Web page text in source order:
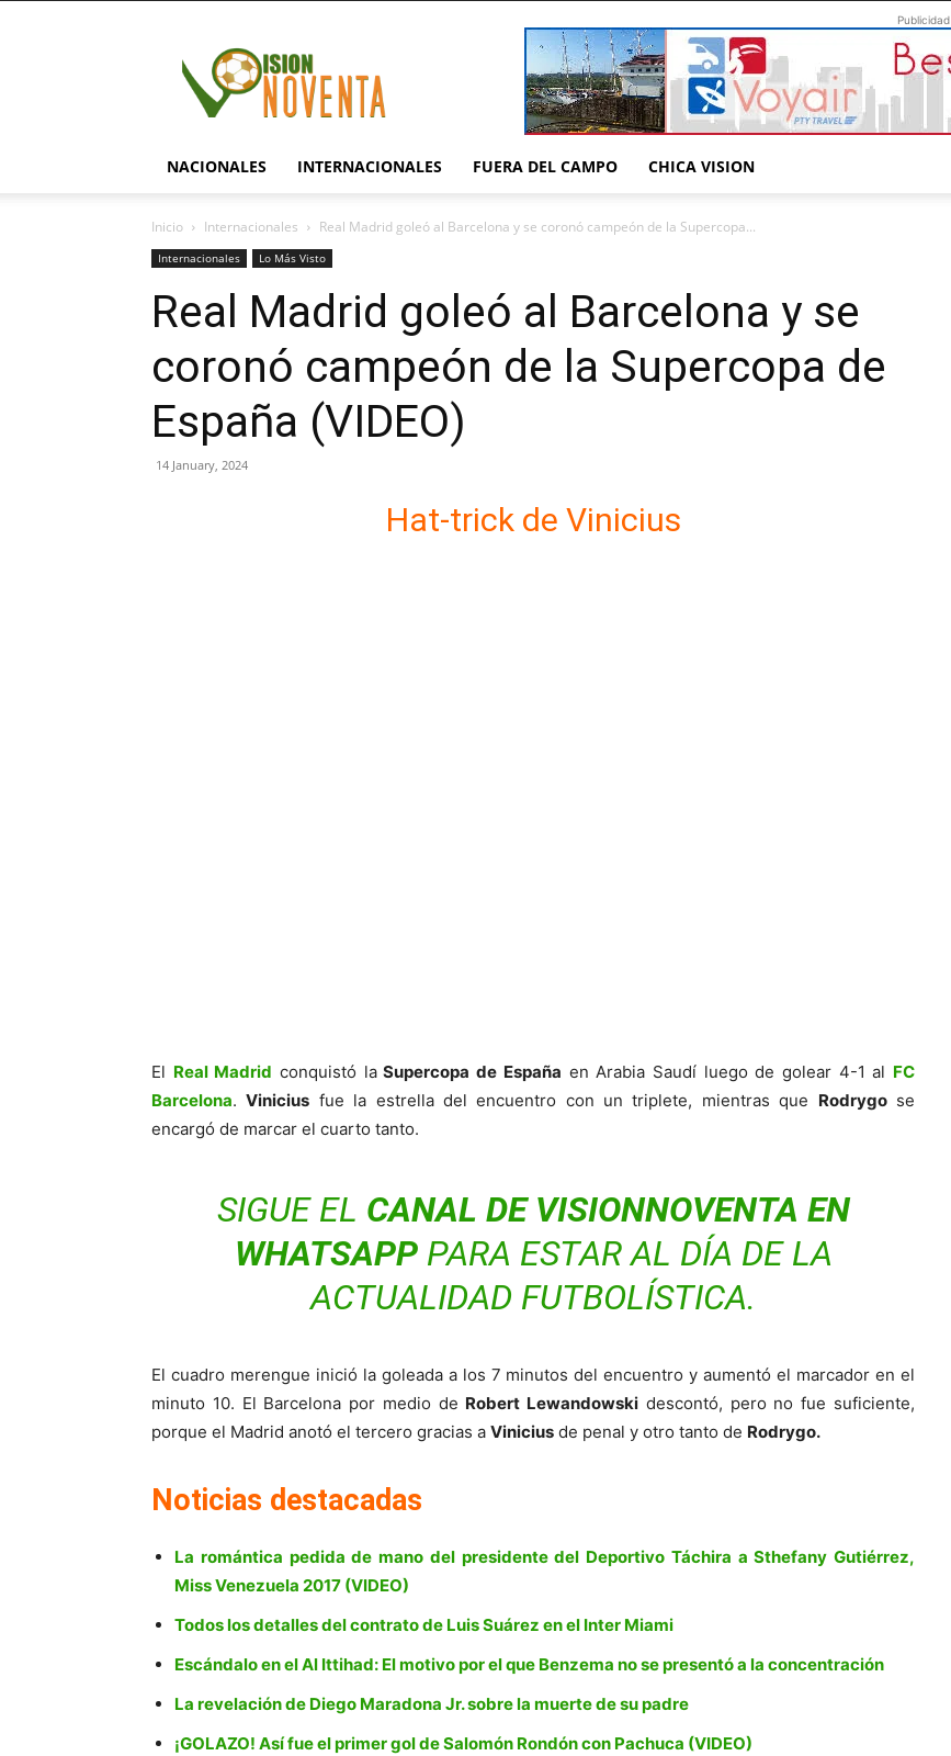
Publicidad
NACIONALES INTERNACIONALES FUERA DEL CAMPO CHICA VISION
Inicio Internacionales Real Madrid goleó al Barcelona y se coronó campeón de la Supercopa...
Internacionales Lo Más Visto
Real Madrid goleó al Barcelona y se
coronó campeón de la Supercopa de
España (VIDEO)
14 January, 2024
Hat-trick de Vinicius
El Real Madrid conquistó laSupercopa de España en Arabia Saudí luego de golear 4-1 al FC
Barcelona.Vinicius fue la estrella del encuentro con un triplete, mientras que Rodrygose
encargó de marcar el cuarto tanto.
SIGUE EL CANAL DE VISIONNOVENTA EN
WHATSAPPPARA ESTAR AL DÍA DE LA
ACTUALIDAD FUTBOLÍSTICA.
El cuadro merengue inició la goleada a los 7 minutos del encuentro y aumentó el marcador en el
minuto 10. El Barcelona por medio de Robert Lewandowski descontó, pero no fue suficiente,
porque el Madrid anotó el tercero gracias a Vinicius de penal y otro tanto de Rodrygo.
Noticias destacadas
La romántica pedida de mano del presidente del Deportivo Táchira a Sthefany Gutiérrez,
Miss Venezuela 2017 (VIDEO)
Todos los detalles del contrato de Luis Suárez en el Inter Miami
Escándalo en el Al Ittihad: El motivo por el que Benzema no se presentó a la concentración
La revelación de Diego Maradona Jr. sobre la muerte de su padre
¡GOLAZO! Así fue el primer gol de Salomón Rondón con Pachuca (VIDEO)